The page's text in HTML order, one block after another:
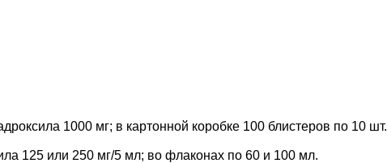
1000 мг; в картонной коробке 100 блистеров по 10 шт.
125 или 250 мг/5 мл; во флаконах по 60 и 100 мл.